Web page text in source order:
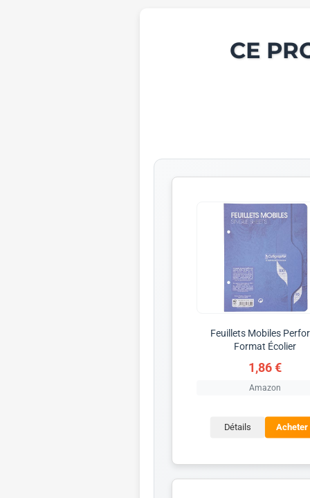
CE
Feuillets Mobiles
Format Écolier
1,86 €
Amazon
Détails Acheter